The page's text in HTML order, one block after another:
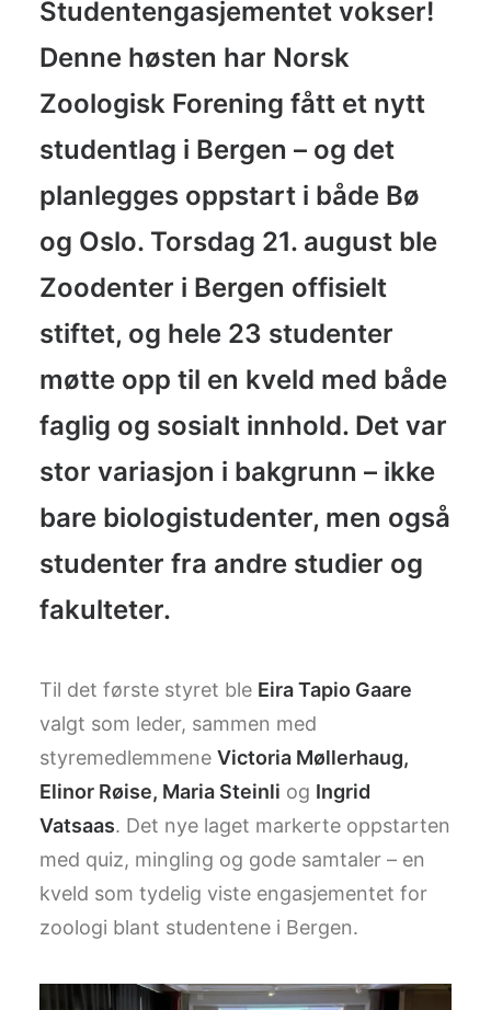
Studentengasjementet vokser!
Denne høsten har Norsk
Zoologisk Forening fått et nytt
studentlag i Bergen – og det
planlegges oppstart i både Bø
og Oslo. Torsdag 21. august ble
Zoodenter i Bergen offisielt
stiftet, og hele 23 studenter
møtte opp til en kveld med både
faglig og sosialt innhold. Det var
stor variasjon i bakgrunn – ikke
bare biologistudenter, men også
studenter fra andre studier og
fakulteter.
Til det første styret ble Eira Tapio Gaare
valgt som leder, sammen med
styremedlemmene Victoria Møllerhaug,
Elinor Røise, Maria Steinli og Ingrid
Vatsaas. Det nye laget markerte oppstarten
med quiz, mingling og gode samtaler – en
kveld som tydelig viste engasjementet for
zoologi blant studentene i Bergen.